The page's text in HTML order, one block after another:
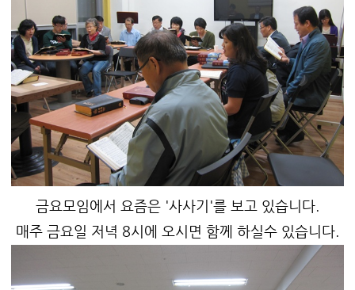
금요모임에서 요즘은 '사사기'를 보고 있습니다.
매주 금요일 저녁 8시에 오시면 함께 하실수 있습니다.